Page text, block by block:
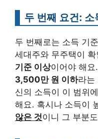
두 번째 요건: 소
두 번째로는 소득 기
세대주와 무주택이 확
기준 이상이어야 해요
3,500만 원 이하라는
신의 소득이 이 범위
해요. 혹시나 소득이
않은 것이니 그 부분